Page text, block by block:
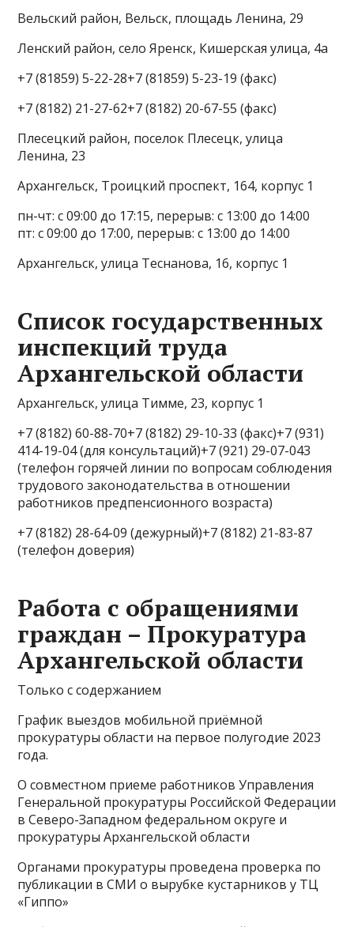
Вельский район, Вельск, площадь Ленина, 29
Ленский район, село Яренск, Кишерская улица, 4а
+7 (81859) 5-22-28+7 (81859) 5-23-19 (факс)
+7 (8182) 21-27-62+7 (8182) 20-67-55 (факс)
Плесецкий район, поселок Плесецк, улица
Ленина, 23
Архангельск, Троицкий проспект, 164, корпус 1
пн-чт: с 09:00 до 17:15, перерыв: с 13:00 до 14:00
пт: с 09:00 до 17:00, перерыв: с 13:00 до 14:00
Архангельск, улица Теснанова, 16, корпус 1
Список государственных
инспекций труда
Архангельской области
Архангельск, улица Тимме, 23, корпус 1
+7 (8182) 60-88-70+7 (8182) 29-10-33 (факс)+7 (931)
414-19-04 (для консультаций)+7 (921) 29-07-043
(телефон горячей линии по вопросам соблюдения
трудового законодательства в отношении
работников предпенсионного возраста)
+7 (8182) 28-64-09 (дежурный)+7 (8182) 21-83-87
(телефон доверия)
Работа с обращениями
граждан – Прокуратура
Архангельской области
Только с содержанием
График выездов мобильной приёмной
прокуратуры области на первое полугодие 2023
года.
О совместном приеме работников Управления
Генеральной прокуратуры Российской Федерации
в Северо-Западном федеральном округе и
прокуратуры Архангельской области
Органами прокуратуры проведена проверка по
публикации в СМИ о вырубке кустарников у ТЦ
«Гиппо»